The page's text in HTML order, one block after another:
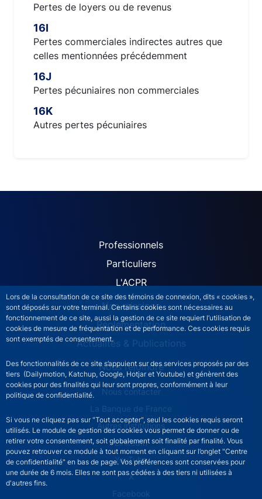
Lors de la consultation de ce site des témoins de connexion, dits « cookies »,
sont déposés sur votre terminal. Certains cookies sont nécessaires au
fonctionnement de ce site, aussi la gestion de ce site requiert l’utilisation de
cookies de mesure de fréquentation et de performance. Ces cookies requis
sont exemptés de consentement.
Des fonctionnalités de ce site s’appuient sur des services proposés par des
tiers (Dailymotion, Katchup, Google, Hotjar et Youtube) et génèrent des
cookies pour des finalités qui leur sont propres, conformément à leur
politique de confidentialité.
Si vous ne cliquez pas sur "Tout accepter", seul les cookies requis seront
utilisés. Le module de gestion des cookies vous permet de donner ou de
retirer votre consentement, soit globalement soit finalité par finalité. Vous
pouvez retrouver ce module à tout moment en cliquant sur l’onglet "Centre
de confidentialité" en bas de page. Vos préférences sont conservées pour
une durée de 6 mois. Elles ne sont pas cédées à des tiers ni utilisées à
d'autres fins.
Pertes de loyers ou de revenus
16I
Pertes commerciales indirectes autres que
celles mentionnées précédemment
16J
Pertes pécuniaires non commerciales
16K
Autres pertes pécuniaires
ACPR site navigation
Professionnels
Particuliers
L'ACPR
Nos missions
Réglementation
Actualités & Publications
Nous rejoindre
ACPR footer secondary menu (French)
Nous contacter
La Banque de France
Autres institutions
LinkedIn
YouTube
X
Facebook